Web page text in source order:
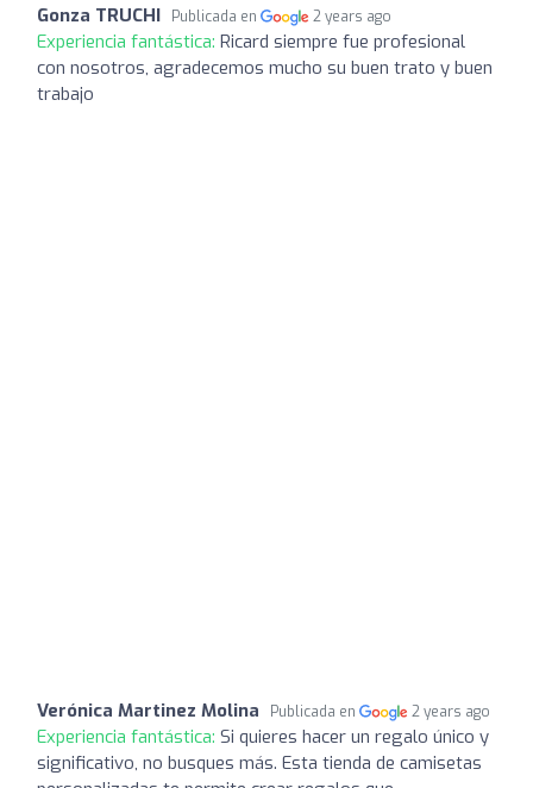
Gonza TRUCHI Publicada en 2 years ago
Experiencia fantástica: Ricard siempre fue profesional
con nosotros, agradecemos mucho su buen trato y buen
trabajo
Verónica Martinez Molina Publicada en 2 years ago
Experiencia fantástica: Si quieres hacer un regalo único y
significativo, no busques más. Esta tienda de camisetas